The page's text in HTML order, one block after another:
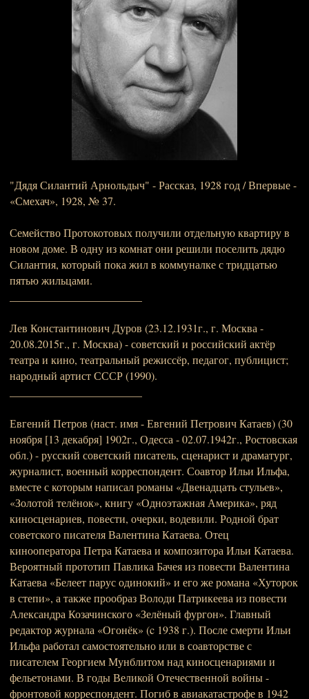
"Дядя Силантий Арнольдыч" - Рассказ, 1928 год / Впервые -
«Смехач», 1928, № 37.
Семейство Протокотовых получили отдельную квартиру в
новом доме. В одну из комнат они решили поселить дядю
Силантия, который пока жил в коммуналке с тридцатью
пятью жильцами.
Лев Константинович Дуров (23.12.1931г., г. Москва -
20.08.2015г., г. Москва) - советский и российский актёр
театра и кино, театральный режиссёр, педагог, публицист;
народный артист СССР (1990).
Евгений Петров (наст. имя - Евгений Петрович Катаев) (30
ноября [13 декабря] 1902г., Одесса - 02.07.1942г., Ростовская
обл.) - русский советский писатель, сценарист и драматург,
журналист, военный корреспондент. Соавтор Ильи Ильфа,
вместе с которым написал романы «Двенадцать стульев»,
«Золотой телёнок», книгу «Одноэтажная Америка», ряд
киносценариев, повести, очерки, водевили. Родной брат
советского писателя Валентина Катаева. Отец
кинооператора Петра Катаева и композитора Ильи Катаева.
Вероятный прототип Павлика Бачея из повести Валентина
Катаева «Белеет парус одинокий» и его же романа «Хуторок
в степи», а также прообраз Володи Патрикеева из повести
Александра Козачинского «Зелёный фургон». Главный
редактор журнала «Огонёк» (c 1938 г.). После смерти Ильи
Ильфа работал самостоятельно или в соавторстве с
писателем Георгием Мунблитом над киносценариями и
фельетонами. В годы Великой Отечественной войны -
фронтовой корреспондент. Погиб в авиакатастрофе в 1942